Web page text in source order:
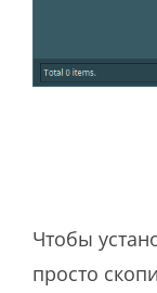
Чтобы
просто